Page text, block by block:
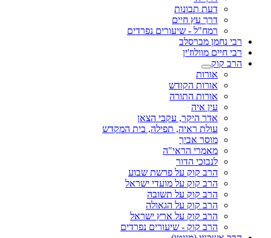
דעת תבונות
דרך עץ חיים
רמח"ל - שיעורים נפרדים
רבי נחמן מברסלב
רבי חיים מוולוז'ין
הרב קוק
אורות
אורות הקודש
אורות התורה
עין איה
אדר היקר, עקבי הצאן
עולת ראיה, תפילה, בית המקדש
מוסר אביך
מאמרי הראי"ה
לנבוכי הדור
הרב קוק על פרשת שבוע
הרב קוק על מועדי ישראל
הרב קוק על תשובה
הרב קוק על הגאולה
הרב קוק על ארץ ישראל
הרב קוק - שיעורים נפרדים